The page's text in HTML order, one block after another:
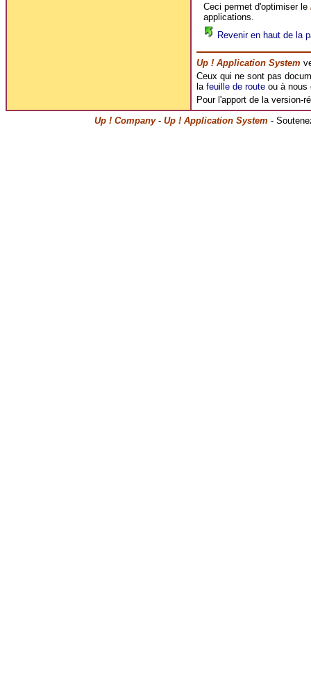
Ceci permet d'optimiser le
applications.
Revenir en haut de la
Up ! Application System
Ceux qui ne sont pas
la feuille de routeou à nous
Pour l'apport de la version-
Up ! Company- Up ! Application System -